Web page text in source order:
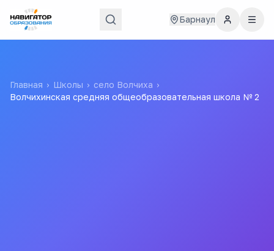
Барнаул
Главная › Школы › село Волчиха ›
Волчихинская средняя общеобразовательная школа № 2